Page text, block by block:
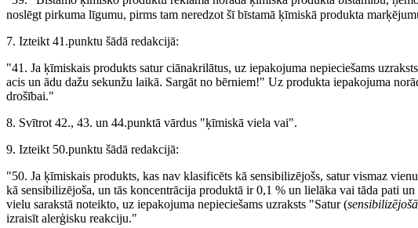
noslēgt pirkuma līgumu, pirms tam neredzot šī bīstamā ķīmiskā produkta
7. Izteikt 41.punktu šādā redakcijā:
"41. Ja ķīmiskais produkts satur ciānakrilātus, uz iepakojuma nepiecie­šams
acis un ādu dažu sekunžu laikā. Sargāt no bērniem!" Uz produkta iepakojuma
drošībai."
8. Svītrot 42., 43. un 44.punktā vārdus "ķīmiskā viela vai".
9. Izteikt 50.punktu šādā redakcijā:
"50. Ja ķīmiskais produkts, kas nav klasificēts kā sensibilizējošs, satur vismaz
kā sensibilizējoša, un tās koncentrācija produktā ir 0,1 % un lielāka vai tāda pati
vielu sarakstā noteikto, uz iepakojuma nepieciešams uzraksts "Satur (
izraisīt alerģisku reakciju."